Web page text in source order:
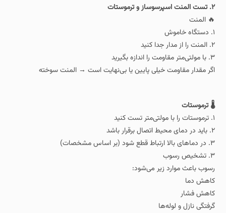
۲. تست المنت اسپرسوساز و ترموستات
🔥 المنت
۱. دستگاه خاموش
۲. المنت را از مدار جدا کنید
۳. با مولتی‌متر مقاومت را اندازه بگیرید
اگر مقدار مقاومت خیلی پایین یا بی‌نهایت است → المنت سوخته
🌡️ ترموستات
۱. ترموستات را با مولتی‌متر تست کنید
۲. باید در دمای محیط اتصال برقرار باشد
۳. در دماهای بالا ارتباط قطع شود (بر اساس مشخصات)
۳. تشخیص رسوب
رسوب باعث موارد زیر می‌شود:
کاهش دما
کاهش فشار
گرفتگی نازل و لوله‌ها